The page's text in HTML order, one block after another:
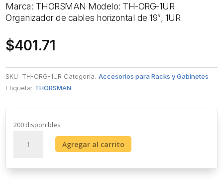
Marca: THORSMAN Modelo: TH-ORG-1UR
Organizador de cables horizontal de 19″, 1UR
$401.71
SKU: TH-ORG-1UR Categoría:Accesorios para Racks y Gabinetes
Etiqueta: THORSMAN
200 disponibles
horizontal
Agregar al carrito